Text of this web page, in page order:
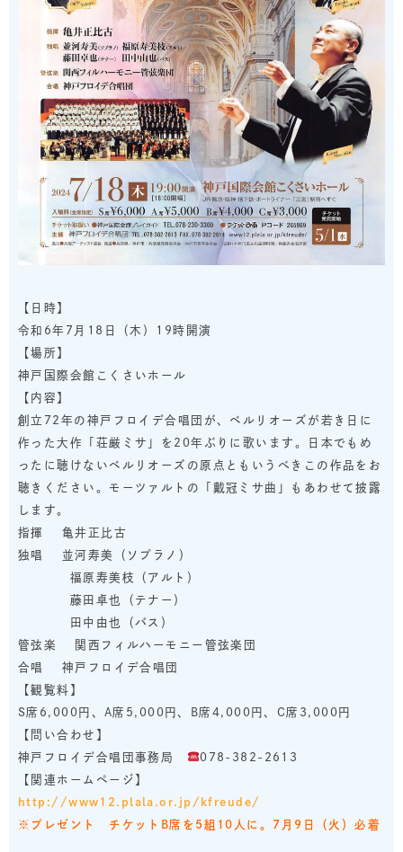
【日時】
令和6年7月18日（木）19時開演
【場所】
神戸国際会館こくさいホール
【内容】
創立72年の神戸フロイデ合唱団が、ベルリオーズが若き日に
作った大作「荘厳ミサ」を20年ぶりに歌います。日本でもめ
ったに聴けないベルリオーズの原点ともいうべきこの作品をお
聴きください。モーツァルトの「戴冠ミサ曲」もあわせて披露
します。
指揮 亀井正比古
独唱 並河寿美（ソプラノ）
福原寿美枝（アルト）
藤田卓也（テナー）
田中由也（バス）
管弦楽 関西フィルハーモニー管弦楽団
合唱 神戸フロイデ合唱団
【観覧料】
S席6,000円、A席5,000円、B席4,000円、C席3,000円
【問い合わせ】
神戸フロイデ合唱団事務局
078-382-2613
【関連ホームページ】
http://www12.plala.or.jp/kfreude/
※プレゼント チケットB席を5組10人に。7月9日（火）必着